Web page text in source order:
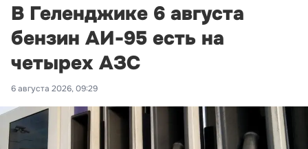
В Геленджике 6 августа
бензин АИ-95 есть на
четырех АЗС
6 августа 2026, 09:29